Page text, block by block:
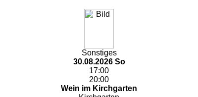
Sonstiges
30.08.2026 So
17:00
20:00
Wein im Kirchgarten